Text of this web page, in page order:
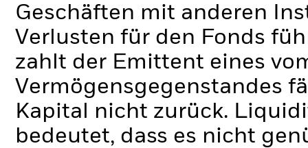
Geschäften mit anderen
Verlusten für den Fonds
zahlt der Emittent eines
Vermögensgegenstandes
Kapital nicht zurück.
bedeutet, dass es nicht